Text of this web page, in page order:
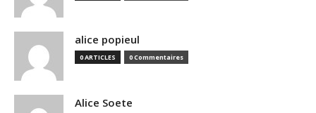
alice popieul
0 ARTICLES 0 Commentaires
Alice Soete